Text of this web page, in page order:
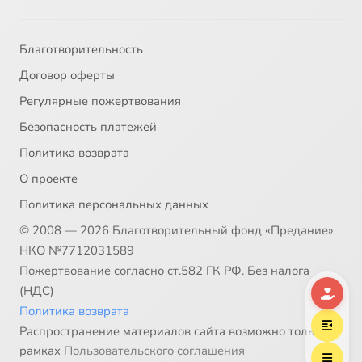
35 35-avva-evsevij.mp4
36 36-avva-efrosin.mp4
38 38-avva-zaharija.mp4
39 39-avva-isaija-otshelnik-1-39.mp4 Сейчас
40-avva-isaija-otshelnik-40-85.mp4
Благотворительность
Договор оферты
Регулярные пожертвования
Безопасность платежей
Политика возврата
О проекте
Политика персональных данных
© 2008 — 2026 Благотворительный фонд «Предание»
НКО №7712031589
Пожертвование согласно ст.582 ГК РФ. Без налога
(НДС)
Политика возврата
Распространение материалов сайта возможно только в
рамках Пользовательского соглашения